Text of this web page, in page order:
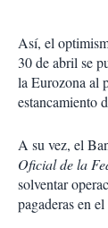
Así, el
30 de abril se
la Eurozona al
estancamiento
A su vez, el
Oficial de la
solventar
pagaderas en